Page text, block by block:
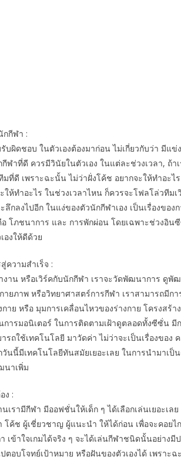
กีฬา :
บผิดชอบ ในตัวเองต้องมาก่อน ไม่เกี่ยวกับว่า มี
กีฬาที่ดี ควรมีวินัยในตัวเอง ในแต่ละช่วงเวลา, ถ้
ที่ดี เพราะฉะนั้น ไม่ว่าฝั่งโค้ช อยากจะให้ทำอะ
ให้ทำอะไร ในช่วงเวลาไหน ก็ควรจะโฟลโล่วทีม
ลึกลงไปอีก ในแง่ของตัวนักกีฬาเอง เป็นเรื่องขอ
อ โภชนาการ และ การพักผ่อน โดยเฉพาะช่วงอิน
องให้ดีด้วย
ความสำเร็จ :
ำงาน หรือเวิร์คกับนักกีฬา เราจะวัดพัฒนาการ ดู
ยภาพ หรือวิทยาศาสตร์การกีฬา เราสามารถมีก
าย หรือ มุมการเคลื่อนไหวของร่างกาย โครงสร้
การมอนิเตอร์ ในการติดตามเฝ้าดูตลอดทั้งซีซั่น
รถใช้เทคโนโลยี มาวัดค่า ไม่ว่าจะเป็นเรื่องขอ
นนี้มีเทคโนโลยีทันสมัยเยอะเลย ในการนำมาเ
นาเพิ่ม
ง :
เรามีกีฬา มีออฟชั่นให้เด็ก ๆ ได้เลือกเล่นเยอะเ
โค้ช ผู้เชี่ยวชาญ ผู้แนะนำ ให้ได้ก่อน เพื่อจะคอย
า เข้าใจเกมได้จริง ๆ จะได้เล่นกีฬาชนิดนั้นอย่า
ตอบโจทย์เป้าหมาย หรือฝันของตัวเองได้ เพรา